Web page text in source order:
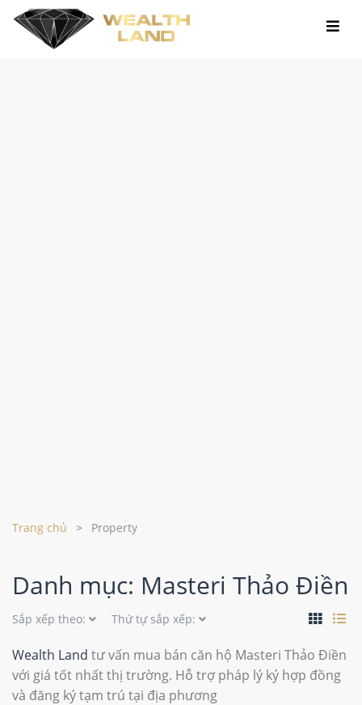
Trang chủ Property
Danh mục: Masteri Thảo Điền
Sắp xếp theo: Thứ tự sắp xếp:
Wealth Land tư vấn mua bán căn hộ Masteri Thảo Điền
với giá tốt nhất thị trường. Hỗ trợ pháp lý ký hợp đồng
và đăng ký tạm trú tại địa phương